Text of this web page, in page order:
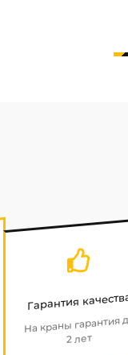
Гарантия
На краны гарантия
2 лет